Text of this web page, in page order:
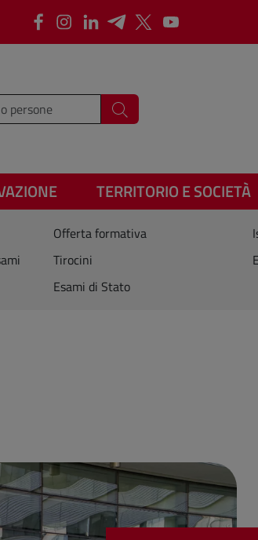
FacebookInstagram
LinkedInTelegram
X Youtube
Cerca
TERRITORIO E SOCIETÀ
Offerta formativa
Tirocini
Esami di Stato